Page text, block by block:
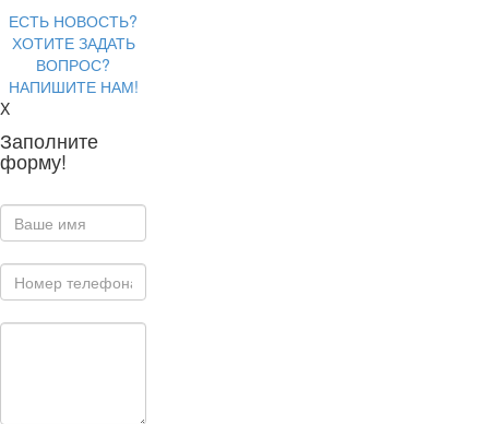
ЕСТЬ НОВОСТЬ?
ХОТИТЕ ЗАДАТЬ
ВОПРОС?
НАПИШИТЕ НАМ!
X
Заполните
форму!